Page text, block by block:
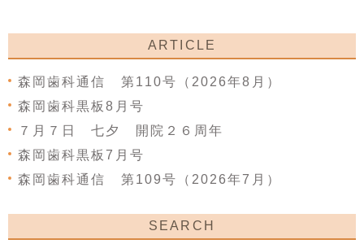
ARTICLE
森岡歯科通信 第110号（2026年8月）
森岡歯科黒板8月号
７月７日 七夕 開院２６周年
森岡歯科黒板7月号
森岡歯科通信 第109号（2026年7月）
SEARCH